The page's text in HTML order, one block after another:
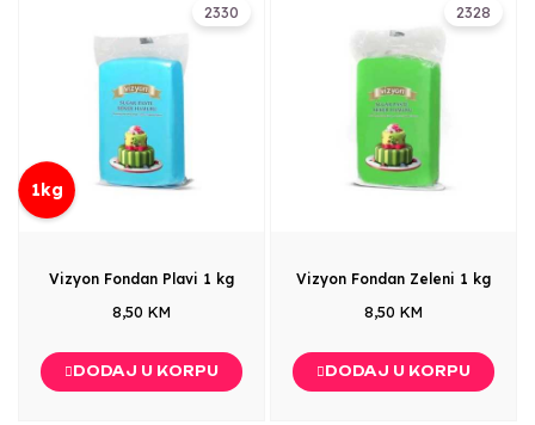
2330
1kg
Vizyon Fondan Plavi 1 kg
8,50 KM
DODAJ U KORPU
2328
Vizyon Fondan Zeleni 1 kg
8,50 KM
DODAJ U KORPU